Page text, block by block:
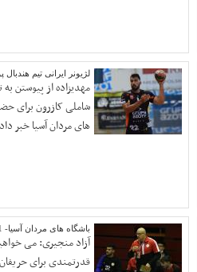
لژیونر ایرانی تیم هندبال
مهدیزاده از پیوستن
شاملی کازرون برای
های مردان آسیا خبر داد
باشگاه های مردان آسیا- 2021؛
آزاد منجیری: می
قدرتمندی برای